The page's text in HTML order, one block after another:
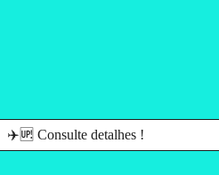
✈️🆙 Consulte detalhes !